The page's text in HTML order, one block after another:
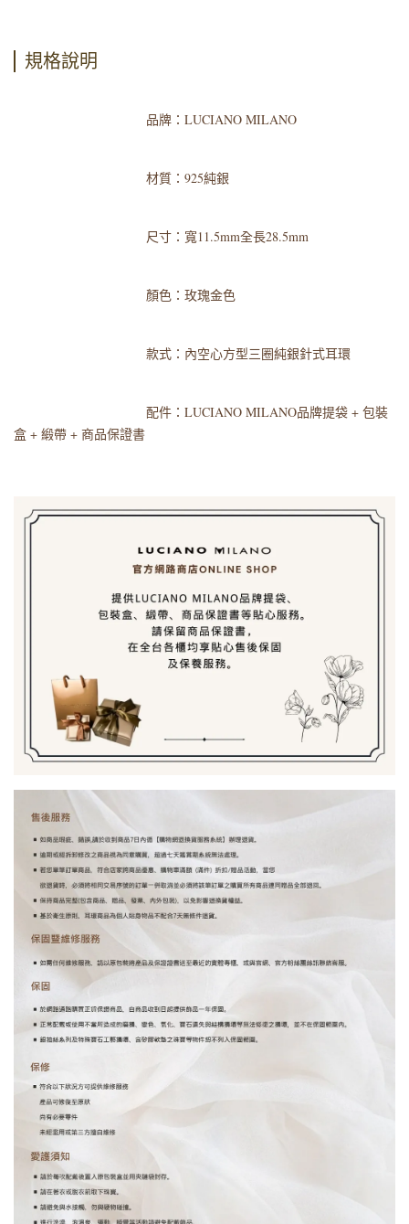
規格說明
品牌：LUCIANO MILANO
材質：925純銀
尺寸：寬11.5mm全長28.5mm
顏色：玫瑰金色
款式：內空心方型三圈純銀針式耳環
配件：LUCIANO MILANO品牌提袋 + 包裝
盒 + 緞帶 + 商品保證書